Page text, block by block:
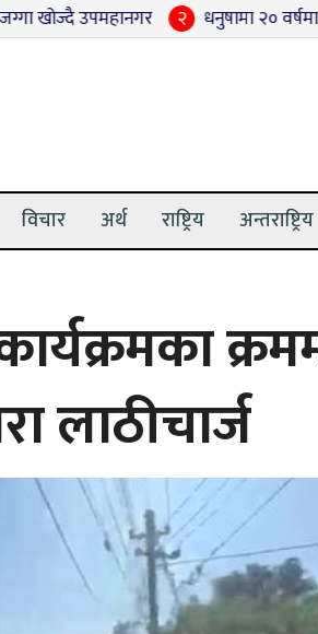
उपमहानगर २ धनुषामा २० वर्षमा ११.१७
विचार अर्थ राष्ट्रिय अन्तराष्ट्रिय
लाठीचार्ज